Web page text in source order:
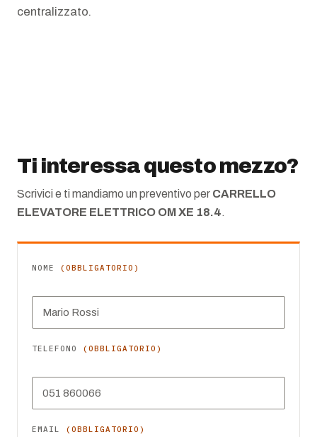
centralizzato.
Ti interessa questo mezzo?
Scrivici e ti mandiamo un preventivo per CARRELLO
ELEVATORE ELETTRICO OM XE 18.4.
NOME (OBBLIGATORIO)
TELEFONO (OBBLIGATORIO)
EMAIL (OBBLIGATORIO)